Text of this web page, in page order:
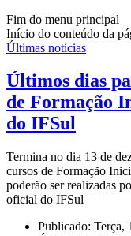
Fim do menu principal
Início do conteúdo da
Últimas notícias
Últimos dias
de Formação
do IFSul
Termina no dia 13 de
cursos de Formação
poderão ser realizadas
oficial do IFSul
Publicado: Terça,